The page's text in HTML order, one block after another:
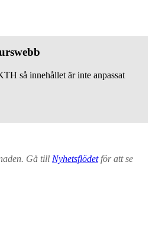
så innehållet är inte anpassat
Gå till Nyhetsflödetför att se